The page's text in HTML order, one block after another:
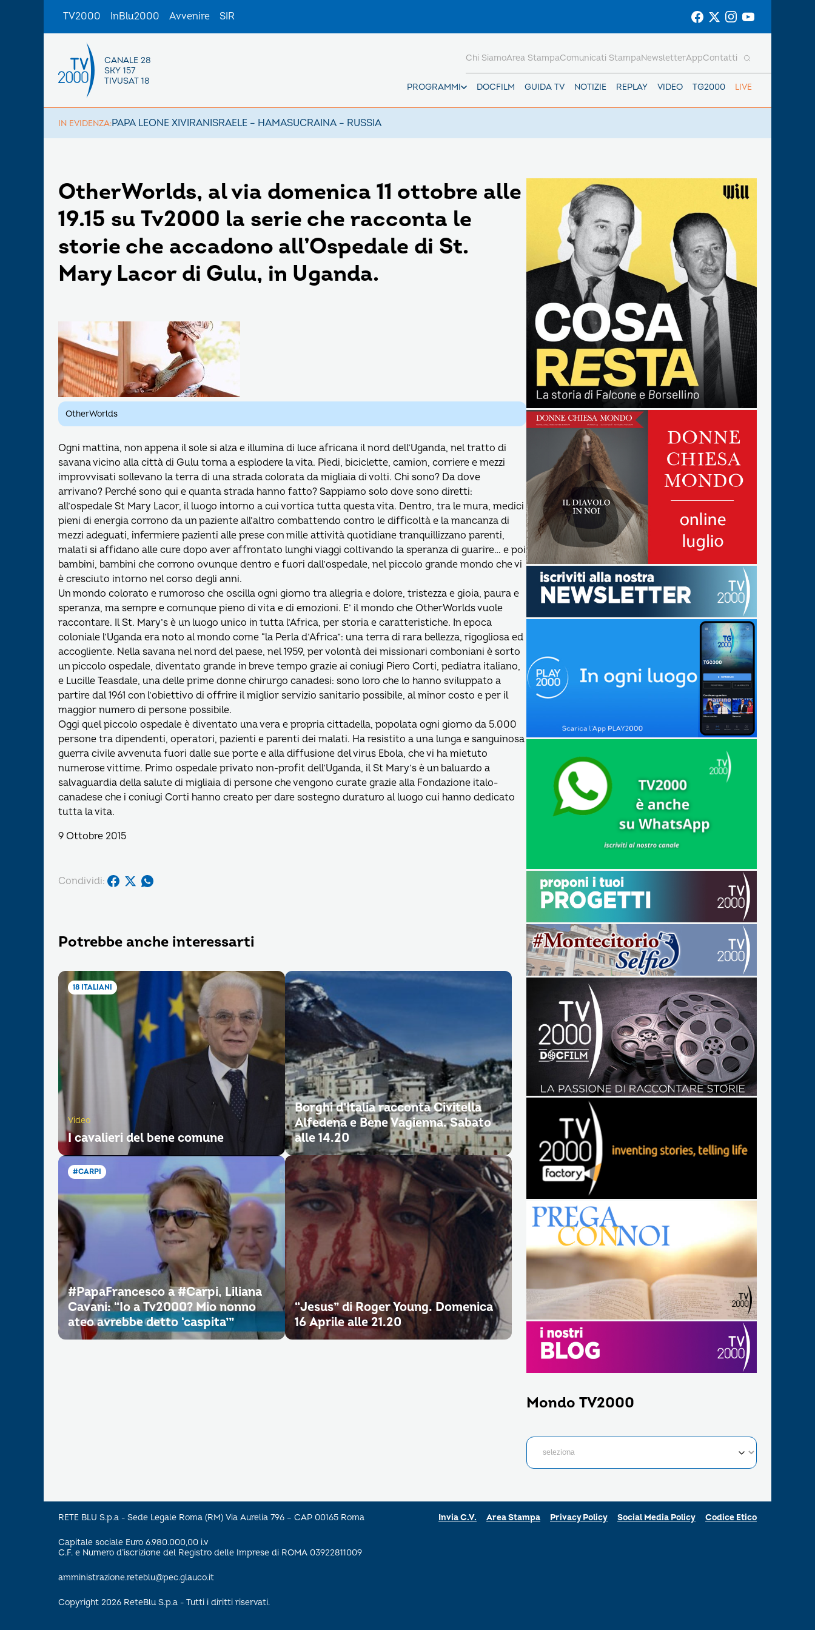
TV2000 InBlu2000 Avvenire SIR
CANALE 28
SKY 157
TIVUSAT 18
PROGRAMMI DOCFILM GUIDA TV NOTIZIE REPLAY VIDEO TG2000 LIVE
Chi SiamoArea StampaComunicati StampaNewsletterAppContatti
IN EVIDENZA:PAPA LEONE XIVIRANISRAELE – HAMASUCRAINA – RUSSIA
OtherWorlds, al via domenica 11 ottobre alle
19.15 su Tv2000 la serie che racconta le
storie che accadono all’Ospedale di St.
Mary Lacor di Gulu, in Uganda.
OtherWorlds
Ogni mattina, non appena il sole si alza e illumina di luce africana il nord dell’Uganda, nel tratto di
savana vicino alla città di Gulu torna a esplodere la vita. Piedi, biciclette, camion, corriere e mezzi
improvvisati sollevano la terra di una strada colorata da migliaia di volti. Chi sono? Da dove
arrivano? Perché sono qui e quanta strada hanno fatto? Sappiamo solo dove sono diretti:
all’ospedale St Mary Lacor, il luogo intorno a cui vortica tutta questa vita. Dentro, tra le mura, medici
pieni di energia corrono da un paziente all’altro combattendo contro le difficoltà e la mancanza di
mezzi adeguati, infermiere pazienti alle prese con mille attività quotidiane tranquillizzano parenti,
malati si affidano alle cure dopo aver affrontato lunghi viaggi coltivando la speranza di guarire… e poi
bambini, bambini che corrono ovunque dentro e fuori dall’ospedale, nel piccolo grande mondo che vi
è cresciuto intorno nel corso degli anni.
Un mondo colorato e rumoroso che oscilla ogni giorno tra allegria e dolore, tristezza e gioia, paura e
speranza, ma sempre e comunque pieno di vita e di emozioni. E’ il mondo che OtherWorlds vuole
raccontare. Il St. Mary’s è un luogo unico in tutta l’Africa, per storia e caratteristiche. In epoca
coloniale l’Uganda era noto al mondo come “la Perla d’Africa”: una terra di rara bellezza, rigogliosa ed
accogliente. Nella savana nel nord del paese, nel 1959, per volontà dei missionari comboniani è sorto
un piccolo ospedale, diventato grande in breve tempo grazie ai coniugi Piero Corti, pediatra italiano,
e Lucille Teasdale, una delle prime donne chirurgo canadesi: sono loro che lo hanno sviluppato a
partire dal 1961 con l’obiettivo di offrire il miglior servizio sanitario possibile, al minor costo e per il
maggior numero di persone possibile.
Oggi quel piccolo ospedale è diventato una vera e propria cittadella, popolata ogni giorno da 5.000
persone tra dipendenti, operatori, pazienti e parenti dei malati. Ha resistito a una lunga e sanguinosa
guerra civile avvenuta fuori dalle sue porte e alla diffusione del virus Ebola, che vi ha mietuto
numerose vittime. Primo ospedale privato non-profit dell’Uganda, il St Mary’s è un baluardo a
salvaguardia della salute di migliaia di persone che vengono curate grazie alla Fondazione italo-
canadese che i coniugi Corti hanno creato per dare sostegno duraturo al luogo cui hanno dedicato
tutta la vita.
9 Ottobre 2015
Condividi:
Potrebbe anche interessarti
18 ITALIANI
Video
I cavalieri del bene comune
Borghi d’Italia racconta Civitella
Alfedena e Bene Vagienna. Sabato
alle 14.20
#CARPI
#PapaFrancesco a #Carpi, Liliana
Cavani: “Io a Tv2000? Mio nonno
ateo avrebbe detto ‘caspita’”
“Jesus” di Roger Young. Domenica
16 Aprile alle 21.20
Mondo TV2000
RETE BLU S.p.a - Sede Legale Roma (RM) Via Aurelia 796 – CAP 00165 Roma
Capitale sociale Euro 6.980.000,00 i.v
C.F. e Numero d’iscrizione del Registro delle Imprese di ROMA 03922811009
amministrazione.reteblu@pec.glauco.it
Copyright 2026 ReteBlu S.p.a - Tutti i diritti riservati.
Invia C.V. Area Stampa Privacy Policy Social Media Policy Codice Etico